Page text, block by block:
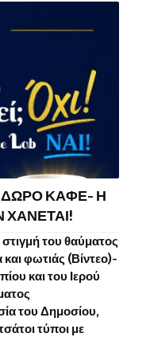
ΔΩΡΟ ΚΑΦΕ- Η
του θαύματος
φωτιάς (Βίντεο)-
και του Ιερού
του Δημοσίου,
τύποι με